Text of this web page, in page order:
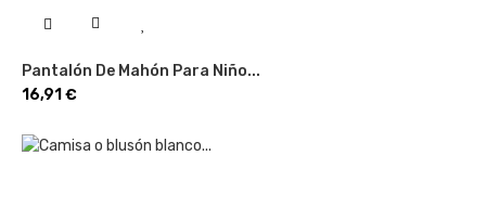
Pantalón De Mahón Para Niño...
Precio
16,91 €